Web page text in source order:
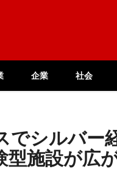
企業 社会
でシルバー
型施設が広